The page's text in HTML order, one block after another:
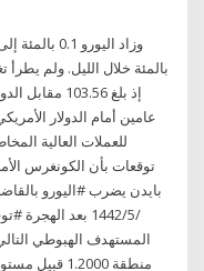
بالمئة خلال الليل. ولم
إذ بلغ
عامين أمام الدولار
للعملات العالية
توقعات بأن الكونغرس